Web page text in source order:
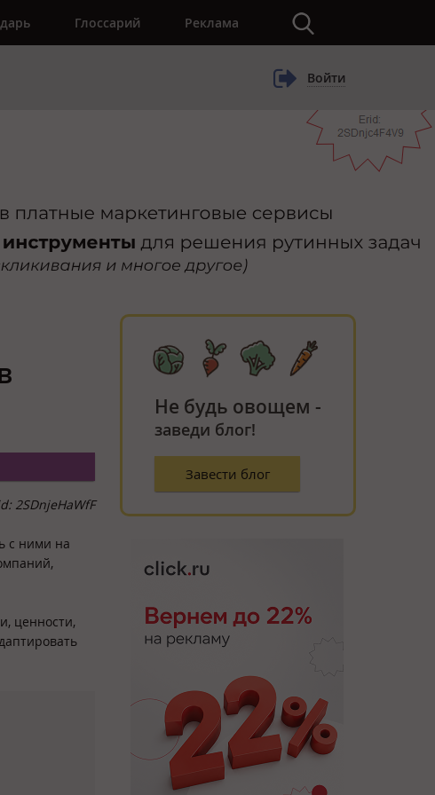
Глоссарий Реклама
Войти
2SDnjeHaWfF
с ними на
ценности,
Не будь овощем -
заведи блог!
Завести блог